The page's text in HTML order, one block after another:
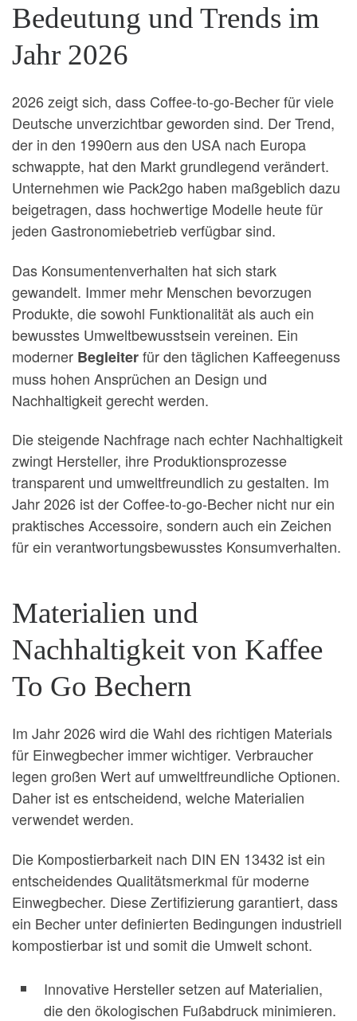
Bedeutung und Trends im
Jahr 2026
2026 zeigt sich, dass Coffee-to-go-Becher für viele
Deutsche unverzichtbar geworden sind. Der Trend,
der in den 1990ern aus den USA nach Europa
schwappte, hat den Markt grundlegend verändert.
Unternehmen wie Pack2go haben maßgeblich dazu
beigetragen, dass hochwertige Modelle heute für
jeden Gastronomiebetrieb verfügbar sind.
Das Konsumentenverhalten hat sich stark
gewandelt. Immer mehr Menschen bevorzugen
Produkte, die sowohl Funktionalität als auch ein
bewusstes Umweltbewusstsein vereinen. Ein
moderner Begleiterfür den täglichen Kaffeegenuss
muss hohen Ansprüchen an Design und
Nachhaltigkeit gerecht werden.
Die steigende Nachfrage nach echter Nachhaltigkeit
zwingt Hersteller, ihre Produktionsprozesse
transparent und umweltfreundlich zu gestalten. Im
Jahr 2026 ist der Coffee-to-go-Becher nicht nur ein
praktisches Accessoire, sondern auch ein Zeichen
für ein verantwortungsbewusstes Konsumverhalten.
Materialien und
Nachhaltigkeit von Kaffee
To Go Bechern
Im Jahr 2026 wird die Wahl des richtigen Materials
für Einwegbecher immer wichtiger. Verbraucher
legen großen Wert auf umweltfreundliche Optionen.
Daher ist es entscheidend, welche Materialien
verwendet werden.
Die Kompostierbarkeit nach DIN EN 13432 ist ein
entscheidendes Qualitätsmerkmal für moderne
Einwegbecher. Diese Zertifizierung garantiert, dass
ein Becher unter definierten Bedingungen industriell
kompostierbar ist und somit die Umwelt schont.
Innovative Hersteller setzen auf Materialien,
die den ökologischen Fußabdruck minimieren.